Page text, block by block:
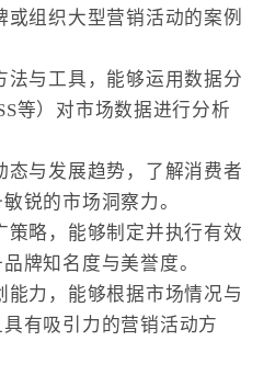
或组织大型营销活动的案例
法与工具，能够运用数据分
等）对市场数据进行分析
态与发展趋势，了解消费者
锐的市场洞察力。
策略，能够制定并执行有效
牌知名度与美誉度。
能力，能够根据市场情况与
有吸引力的营销活动方